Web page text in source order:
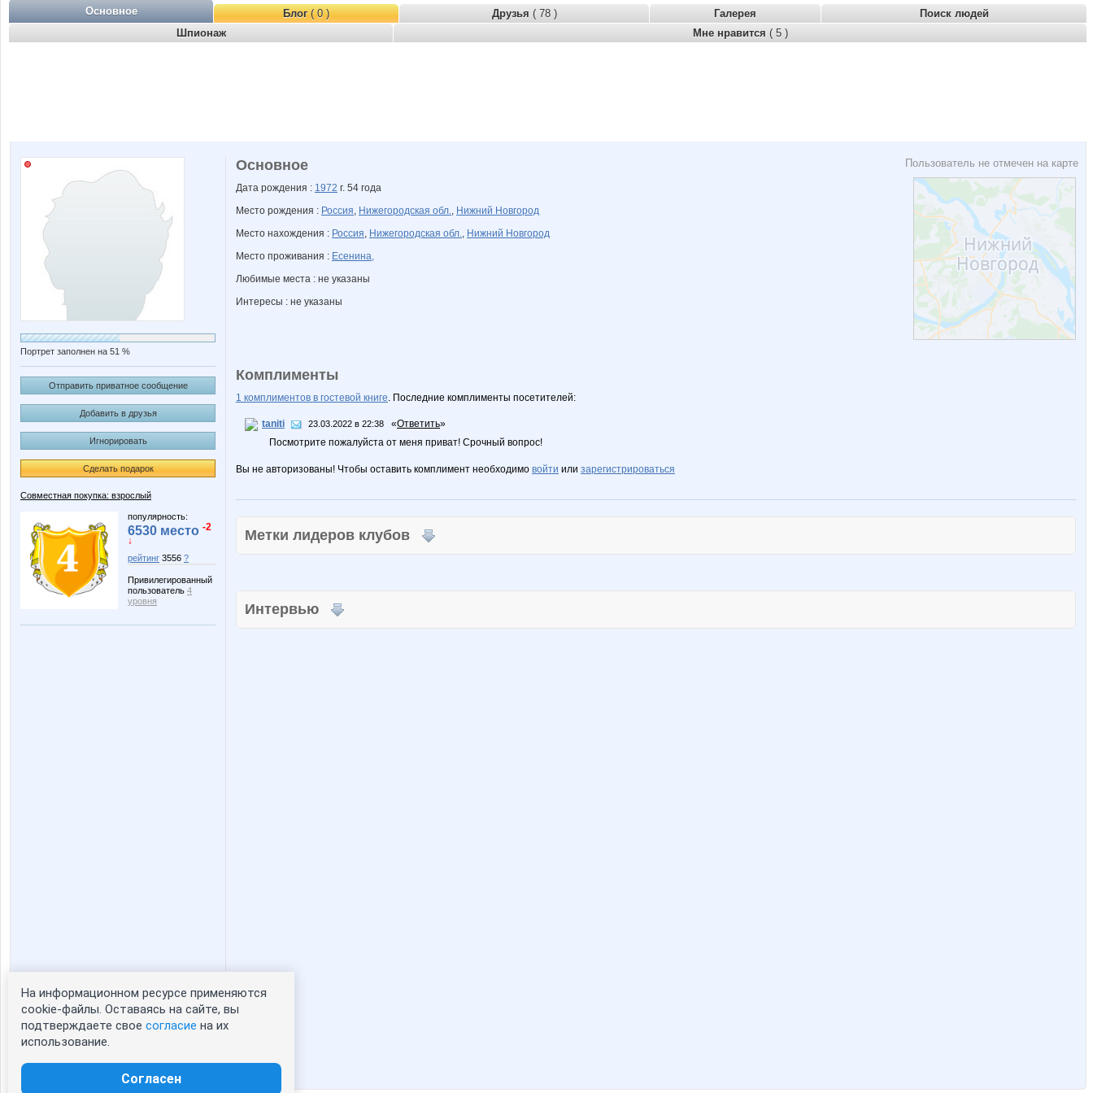
Основное Блог( 0 ) Друзья ( 78 ) Галерея
Поиск людей
Шпионаж
Мне нравится ( 5 )
Портрет заполнен на 51 %
Отправить приватное сообщение
Добавить в друзья
Игнорировать
Сделать подарок
Совместная покупка: взрослый
популярность:
6530 место -2
↓
рейтинг 3556 ?
Привилегированный
пользователь 4
уровня
Статистика портрета:
сейчас просматривают портрет - 0
зарегистрированные пользователи
Пользователь не отмечен на карте
Основное
Дата рождения : 1972 г. 54 года
Место рождения : Россия, Нижегородская обл., Нижний Новгород
Место нахождения : Россия, Нижегородская обл., Нижний Новгород
Место проживания : Есенина,
Любимые места : не указаны
Интересы : не указаны
Комплименты
1 комплиментов в гостевой книге. Последние комплименты посетителей:
taniti 23.03.2022 в 22:38 «Ответить»
Посмотрите пожалуйста от меня приват! Срочный вопрос!
Вы не авторизованы! Чтобы оставить комплимент необходимо войти или зарегистрироваться
Метки лидеров клубов
Интервью
На информационном ресурсе применяются
cookie-файлы. Оставаясь на сайте, вы
подтверждаете свое согласие на их
использование.
Согласен